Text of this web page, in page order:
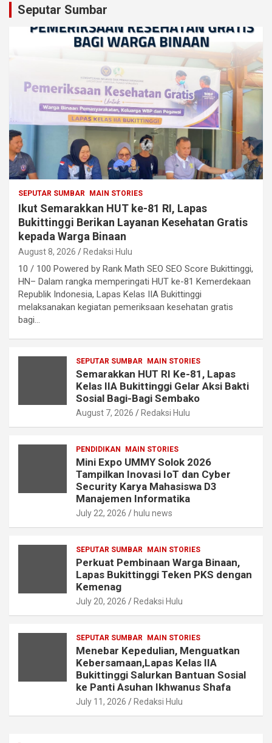
Seputar Sumbar
SEPUTAR SUMBAR MAIN STORIES
Ikut Semarakkan HUT ke-81 RI, Lapas
Bukittinggi Berikan Layanan Kesehatan Gratis
kepada Warga Binaan
August 8, 2026 Redaksi Hulu
10 / 100 Powered by Rank Math SEO SEO Score Bukittinggi,
HN– Dalam rangka memperingati HUT ke-81 Kemerdekaan
Republik Indonesia, Lapas Kelas IIA Bukittinggi
melaksanakan kegiatan pemeriksaan kesehatan gratis
bagi…
SEPUTAR SUMBAR MAIN STORIES
Semarakkan HUT RI Ke-81, Lapas
Kelas IIA Bukittinggi Gelar Aksi Bakti
Sosial Bagi-Bagi Sembako
August 7, 2026 Redaksi Hulu
PENDIDIKAN MAIN STORIES
Mini Expo UMMY Solok 2026
Tampilkan Inovasi IoT dan Cyber
Security Karya Mahasiswa D3
Manajemen Informatika
July 22, 2026 hulu news
SEPUTAR SUMBAR MAIN STORIES
Perkuat Pembinaan Warga Binaan,
Lapas Bukittinggi Teken PKS dengan
Kemenag
July 20, 2026 Redaksi Hulu
SEPUTAR SUMBAR MAIN STORIES
Menebar Kepedulian, Menguatkan
Kebersamaan,Lapas Kelas IIA
Bukittinggi Salurkan Bantuan Sosial
ke Panti Asuhan Ikhwanus Shafa
July 11, 2026 Redaksi Hulu